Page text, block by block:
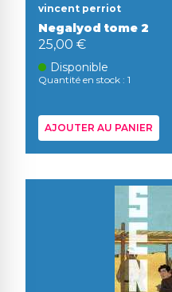
vincent perriot
Negalyod tome 2
25,00 €
Disponible
Quantité en stock : 1
AJOUTER AU PANIER